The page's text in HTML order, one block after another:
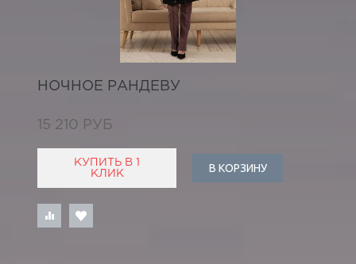
НОЧНОЕ РАНДЕВУ
15 210 РУБ
КУПИТЬ В 1
КЛИК
В КОРЗИНУ